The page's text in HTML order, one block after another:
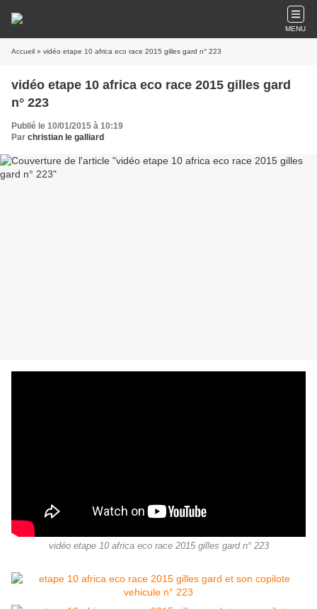
MENU
Accueil » vidéo etape 10 africa eco race 2015 gilles gard n° 223
vidéo etape 10 africa eco race 2015 gilles gard
n° 223
Publié le 10/01/2015 à 10:19
Par christian le galliard
vidéo etape 10 africa eco race 2015 gilles gard n° 223